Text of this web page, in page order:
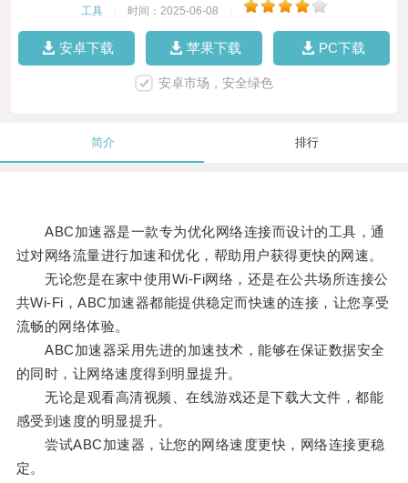
工具 时间：2025-06-08
安卓下载 苹果下载 PC下载
安卓市场，安全绿色
简介 排行
ABC加速器是一款专为优化网络连接而设计的工具，通
过对网络流量进行加速和优化，帮助用户获得更快的网速。
无论您是在家中使用Wi-Fi网络，还是在公共场所连接公
共Wi-Fi，ABC加速器都能提供稳定而快速的连接，让您享受
流畅的网络体验。
ABC加速器采用先进的加速技术，能够在保证数据安全
的同时，让网络速度得到明显提升。
无论是观看高清视频、在线游戏还是下载大文件，都能
感受到速度的明显提升。
尝试ABC加速器，让您的网络速度更快，网络连接更稳
定。